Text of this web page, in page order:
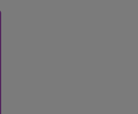
hotelu.